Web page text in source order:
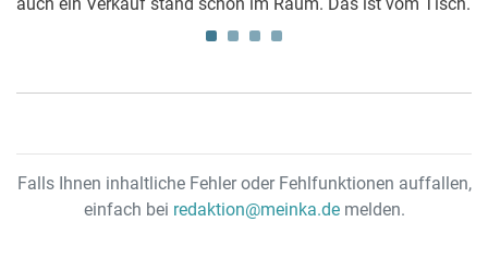
Falls Ihnen inhaltliche Fehler oder Fehlfunktionen auffallen,
einfach bei redaktion@meinka.demelden.